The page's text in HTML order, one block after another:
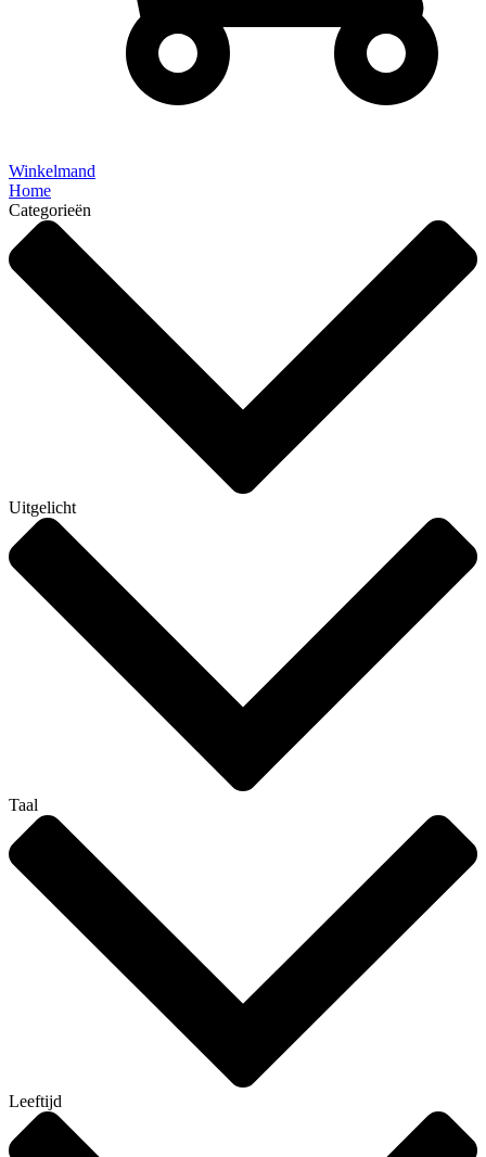
Winkelmand
Home
Categorieën
Uitgelicht
Taal
Leeftijd